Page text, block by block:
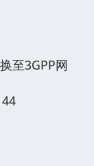
至3GPP网